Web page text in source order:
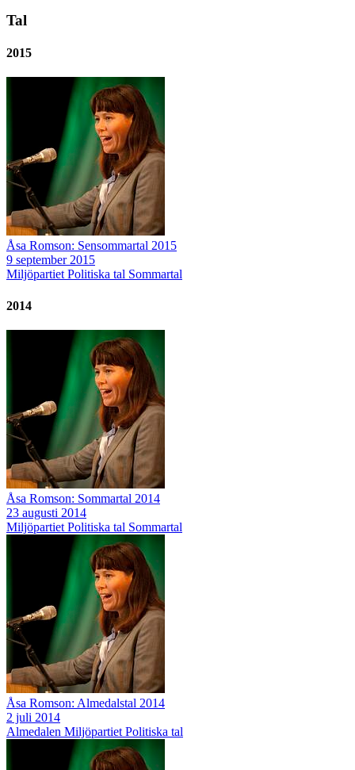
Tal
2015
Åsa Romson: Sensommartal 2015
9 september 2015
Miljöpartiet Politiska tal Sommartal
2014
Åsa Romson: Sommartal 2014
23 augusti 2014
Miljöpartiet Politiska tal Sommartal
Åsa Romson: Almedalstal 2014
2 juli 2014
Almedalen Miljöpartiet Politiska tal